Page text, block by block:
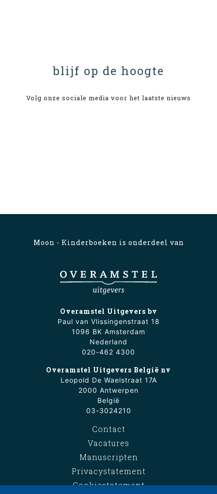
blijf op de hoogte
Volg onze sociale media voor het laatste nieuws
Moon - Kinderboeken is onderdeel van
Overamstel Uitgevers bv
Paul van Vlissingenstraat 18
1096 BK Amsterdam
Nederland
020-462 4300
Overamstel Uitgevers België nv
Leopold De Waelstraat 17A
2000 Antwerpen
België
03-3024210
Contact
Vacatures
Manuscripten
Privacystatement
Cookiestatement